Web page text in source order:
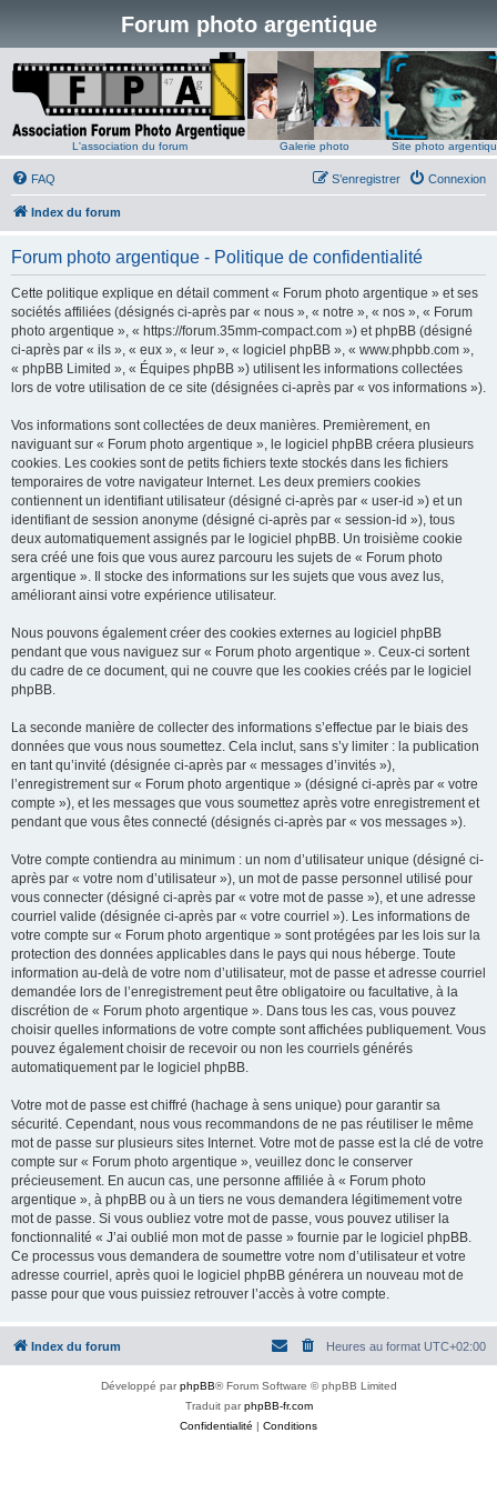
Forum photo argentique
L'association du forum Galerie photo Site photo
FAQ Connexion
S’enregistrer
Index du forum
Forum photo argentique - Politique de confidentialité
Cette politique explique en détail comment « Forum photo argentique » et ses
sociétés affiliées (désignés ci-après par « nous », « notre », « nos », « Forum
photo argentique », « https://forum.35mm-compact.com ») et phpBB (désigné
ci-après par « ils », « eux », « leur », « logiciel phpBB », « www.phpbb.com »,
« phpBB Limited », « Équipes phpBB ») utilisent les informations collectées
lors de votre utilisation de ce site (désignées ci-après par « vos informations »).
Vos informations sont collectées de deux manières. Premièrement, en
naviguant sur « Forum photo argentique », le logiciel phpBB créera plusieurs
cookies. Les cookies sont de petits fichiers texte stockés dans les fichiers
temporaires de votre navigateur Internet. Les deux premiers cookies
contiennent un identifiant utilisateur (désigné ci-après par « user-id ») et un
identifiant de session anonyme (désigné ci-après par « session-id »), tous
deux automatiquement assignés par le logiciel phpBB. Un troisième cookie
sera créé une fois que vous aurez parcouru les sujets de « Forum photo
argentique ». Il stocke des informations sur les sujets que vous avez lus,
améliorant ainsi votre expérience utilisateur.
Nous pouvons également créer des cookies externes au logiciel phpBB
pendant que vous naviguez sur « Forum photo argentique ». Ceux-ci sortent
du cadre de ce document, qui ne couvre que les cookies créés par le logiciel
phpBB.
La seconde manière de collecter des informations s’effectue par le biais des
données que vous nous soumettez. Cela inclut, sans s’y limiter : la publication
en tant qu’invité (désignée ci-après par « messages d’invités »),
l’enregistrement sur « Forum photo argentique » (désigné ci-après par « votre
compte »), et les messages que vous soumettez après votre enregistrement et
pendant que vous êtes connecté (désignés ci-après par « vos messages »).
Votre compte contiendra au minimum : un nom d’utilisateur unique (désigné ci-
après par « votre nom d’utilisateur »), un mot de passe personnel utilisé pour
vous connecter (désigné ci-après par « votre mot de passe »), et une adresse
courriel valide (désignée ci-après par « votre courriel »). Les informations de
votre compte sur « Forum photo argentique » sont protégées par les lois sur la
protection des données applicables dans le pays qui nous héberge. Toute
information au-delà de votre nom d’utilisateur, mot de passe et adresse courriel
demandée lors de l’enregistrement peut être obligatoire ou facultative, à la
discrétion de « Forum photo argentique ». Dans tous les cas, vous pouvez
choisir quelles informations de votre compte sont affichées publiquement. Vous
pouvez également choisir de recevoir ou non les courriels générés
automatiquement par le logiciel phpBB.
Votre mot de passe est chiffré (hachage à sens unique) pour garantir sa
sécurité. Cependant, nous vous recommandons de ne pas réutiliser le même
mot de passe sur plusieurs sites Internet. Votre mot de passe est la clé de votre
compte sur « Forum photo argentique », veuillez donc le conserver
précieusement. En aucun cas, une personne affiliée à « Forum photo
argentique », à phpBB ou à un tiers ne vous demandera légitimement votre
mot de passe. Si vous oubliez votre mot de passe, vous pouvez utiliser la
fonctionnalité « J’ai oublié mon mot de passe » fournie par le logiciel phpBB.
Ce processus vous demandera de soumettre votre nom d’utilisateur et votre
adresse courriel, après quoi le logiciel phpBB générera un nouveau mot de
passe pour que vous puissiez retrouver l’accès à votre compte.
Index du forum Heures au format UTC+02:00
Développé parphpBB® Forum Software © phpBB Limited
Traduit parphpBB-fr.com
Confidentialité | Conditions